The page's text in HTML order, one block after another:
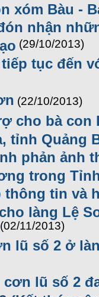
xóm Bàu -
nhận
(29/10/2013)
tục đến
(22/10/2013)
cho bà con
tỉnh Quảng
phản ảnh
trong
thông tin và
làng Lệ
(02/11/2013)
lũ số 2 ở
cơn lũ số 2